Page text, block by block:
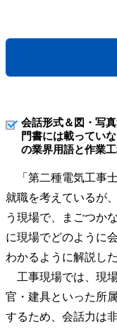
会話形式＆図・写
門書には載ってい
の業界用語と作業
「第二種電気工事
就職を考えているが
う現場で、まごつか
に現場でどのように
わかるように解説し
工事現場では、現
官・建具といった所
するため、会話力は